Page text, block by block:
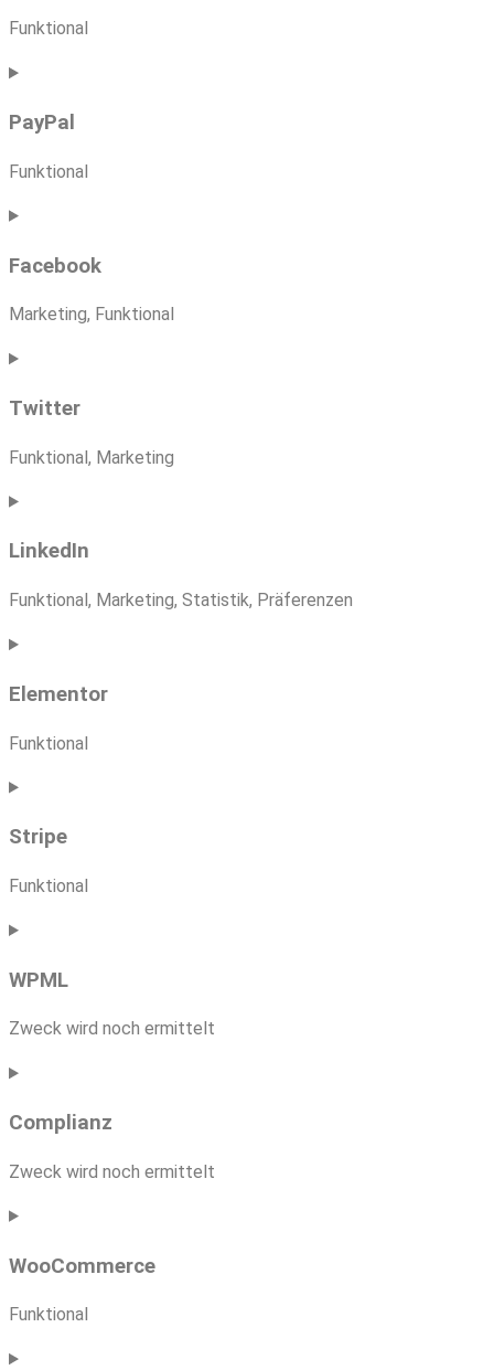
Funktional
Consent
service
PayPal
Funktional
Consent
service
Facebook
Marketing, Funktional
Consent
service
Twitter
Funktional, Marketing
Consent
service
LinkedIn
Funktional, Marketing, Statistik, Präferenzen
Consent
service
Elementor
Funktional
Consent
service
Stripe
Funktional
Consent
service
WPML
Zweck wird noch ermittelt
Consent
service
Complianz
Zweck wird noch ermittelt
Consent
service
WooCommerce
Funktional
Consent